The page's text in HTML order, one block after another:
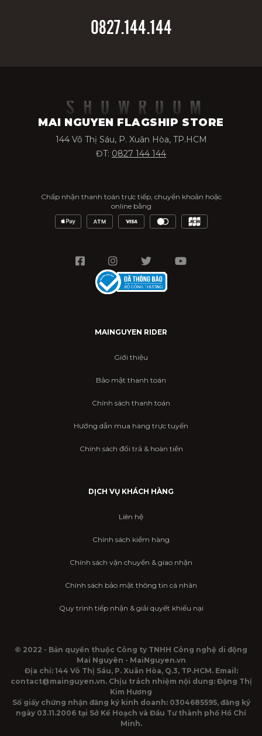
0827.144.144
MAINGUYEN RIDER
Giới thiệu
Bảo mật thanh toán
Chính sách thanh toán
Hướng dẫn mua hàng trực tuyến
Chính sách đổi trả & hoàn tiền
DỊCH VỤ KHÁCH HÀNG
Liên hệ
Chính sách kiểm hàng
Chính sách vận chuyển & giao nhận
Chính sách bảo mật thông tin cá nhân
Quy trình tiếp nhận & giải quyết khiếu nại
SHOWROOM
MAI NGUYEN FLAGSHIP STORE
144 Võ Thị Sáu, P. Xuân Hòa, TP.HCM
ĐT: 0827 144 144
Chấp nhận thanh toán trực tiếp, chuyển khoản hoặc
online bằng
© 2022 - Bản quyền thuộc Công ty TNHH Công nghệ di động
Mai Nguyên - MaiNguyen.vn
Địa chỉ: 144 Võ Thị Sáu, P. Xuân Hòa, Q.3, TP.HCM. Email:
contact@mainguyen.vn. Chịu trách nhiệm nội dung: Đặng Thị
Kim Hương
Số giấy chứng nhận đăng ký kinh doanh: 0304685595, đăng ký
ngày 03.11.2006 tại Sở Kế Hoạch và Đầu Tư thành phố Hồ Chí
Minh.